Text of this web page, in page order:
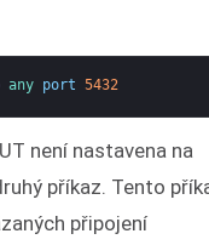
any port 5432
není nastavena na
příkaz. Tento
připojení